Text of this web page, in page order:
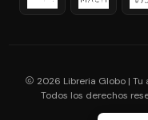
2026 Libreria Globo |
Todos los derechos